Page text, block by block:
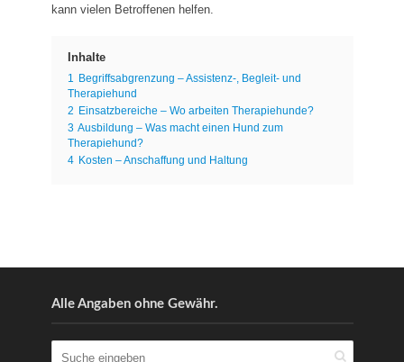
kann vielen Betroffenen helfen.
Inhalte
1 Begriffsabgrenzung – Assistenz-, Begleit- und
Therapiehund
2 Einsatzbereiche – Wo arbeiten Therapiehunde?
3 Ausbildung – Was macht einen Hund zum
Therapiehund?
4 Kosten – Anschaffung und Haltung
Alle Angaben ohne Gewähr.